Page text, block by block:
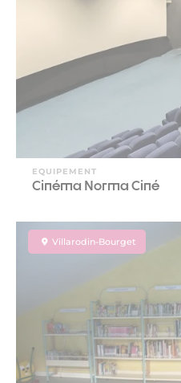
EQUIPEMENT
Cinéma Norma Ciné
Villarodin-Bourget